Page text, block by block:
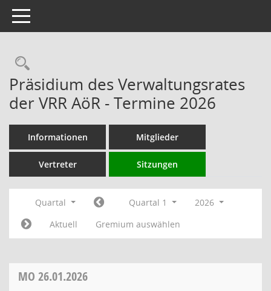
Toggle navigation
Rechercheauswahl
Präsidium des Verwaltungsrates
der VRR AöR - Termine 2026
Informationen Mitglieder
Vertreter Sitzungen
Quartal Quartal 1
2026
Aktuell
Gremium auswählen
MO 26.01.2026